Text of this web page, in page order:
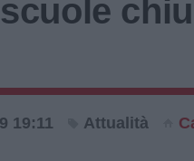
19:11 Attualità